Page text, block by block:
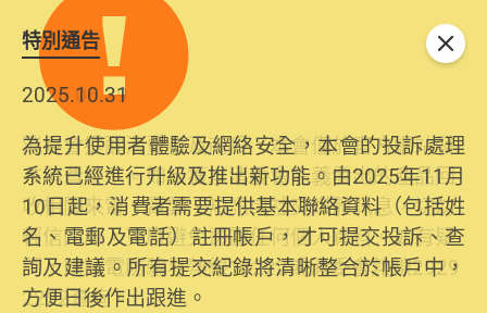
特別通告
2026.06.29
消委會提醒消費者及商戶，本會僅於官方網站發
布消費警示。如接獲以消委會名義發出的產品回
收相關來電、電郵、短訊或社交媒體訊息，切勿
輕信回應，更應避免透露任何個人資料。如有疑
問，請致電防騙易熱線18222或消委會熱線2929
2222查詢。
2025.10.31
為提升使用者體驗及網絡安全，本會的投訴處理
系統已經進行升級及推出新功能。由2025年11月
10日起，消費者需要提供基本聯絡資料（包括姓
名、電郵及電話）註冊帳戶，才可提交投訴、查
詢及建議。所有提交紀錄將清晰整合於帳戶中，
方便日後作出跟進。
關閉